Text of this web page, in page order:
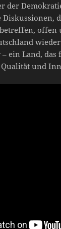
der
Diskussionen,
betreffen,
– ein Land,
und